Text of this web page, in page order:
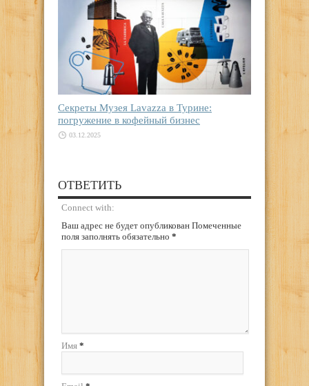
Секреты Музея Lavazza в Турине:
погружение в кофейный бизнес
03.12.2025
ОТВЕТИТЬ
Connect with:
Ваш адрес не будет опубликован Помеченные
поля заполнять обязательно *
Имя *